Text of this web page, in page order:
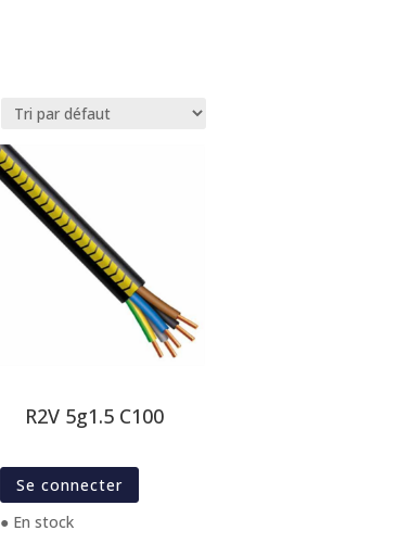
R2V 5g1.5 C100
Se connecter
● En stock